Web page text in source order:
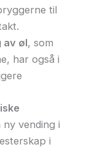
til
av øl, som
har også i
vending i
i